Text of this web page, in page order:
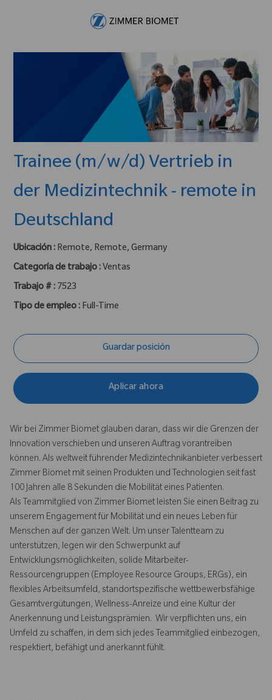
Trainee (m/w/d) Vertrieb in
der Medizintechnik - remote in
Deutschland
Ubicación : Remote, Remote, Germany
Categoría de trabajo : Ventas
Trabajo # : 7523
Tipo de empleo : Full-Time
Guardar posición
Aplicar ahora
Wir bei Zimmer Biomet glauben daran, dass wir die Grenzen der
Innovation verschieben und unseren Auftrag vorantreiben
können. Als weltweit führender Medizintechnikanbieter verbessert
Zimmer Biomet mit seinen Produkten und Technologien seit fast
100 Jahren alle 8 Sekunden die Mobilität eines Patienten.
Als Teammitglied von Zimmer Biomet leisten Sie einen Beitrag zu
unserem Engagement für Mobilität und ein neues Leben für
Menschen auf der ganzen Welt. Um unser Talentteam zu
unterstützen, legen wir den Schwerpunkt auf
Entwicklungsmöglichkeiten, solide Mitarbeiter-
Ressourcengruppen (Employee Resource Groups, ERGs), ein
flexibles Arbeitsumfeld, standortspezifische wettbewerbsfähige
Gesamtvergütungen, Wellness-Anreize und eine Kultur der
Anerkennung und Leistungsprämien. Wir verpflichten uns, ein
Umfeld zu schaffen, in dem sich jedes Teammitglied einbezogen,
respektiert, befähigt und anerkannt fühlt.